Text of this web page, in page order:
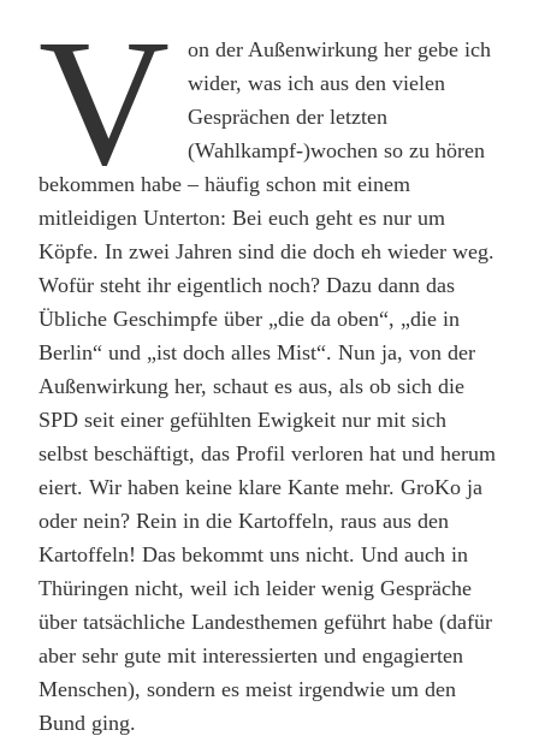
V
on der Außenwirkung her gebe ich
wider, was ich aus den vielen
Gesprächen der letzten
(Wahlkampf-)wochen so zu hören
bekommen habe – häufig schon mit einem
mitleidigen Unterton: Bei euch geht es nur um
Köpfe. In zwei Jahren sind die doch eh wieder weg.
Wofür steht ihr eigentlich noch? Dazu dann das
Übliche Geschimpfe über „die da oben“, „die in
Berlin“ und „ist doch alles Mist“. Nun ja, von der
Außenwirkung her, schaut es aus, als ob sich die
SPD seit einer gefühlten Ewigkeit nur mit sich
selbst beschäftigt, das Profil verloren hat und herum
eiert. Wir haben keine klare Kante mehr. GroKo ja
oder nein? Rein in die Kartoffeln, raus aus den
Kartoffeln! Das bekommt uns nicht. Und auch in
Thüringen nicht, weil ich leider wenig Gespräche
über tatsächliche Landesthemen geführt habe (dafür
aber sehr gute mit interessierten und engagierten
Menschen), sondern es meist irgendwie um den
Bund ging.